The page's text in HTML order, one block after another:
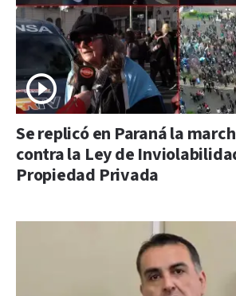
Se replicó en Paraná la
contra la Ley de
Propiedad Privada